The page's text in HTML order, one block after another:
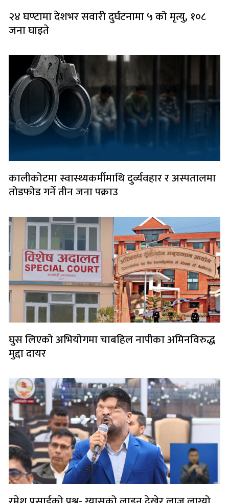
२४ घण्टामा देशभर सवारी दुर्घटनामा ५ को मृत्यु, १०८
जना घाइते
कालीकोटमा स्वास्थ्यकर्मीमाथि दुर्व्यवहार र अस्पतालमा
तोडफोड गर्ने तीन जना पक्राउ
घुस लिएको अभियोगमा चाबहिल नापीका अमिनविरुद्ध
मुद्दा दायर